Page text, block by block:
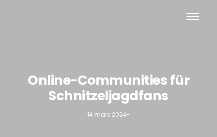
Online-Communities für
Schnitzeljagdfans
14 mars 2024-